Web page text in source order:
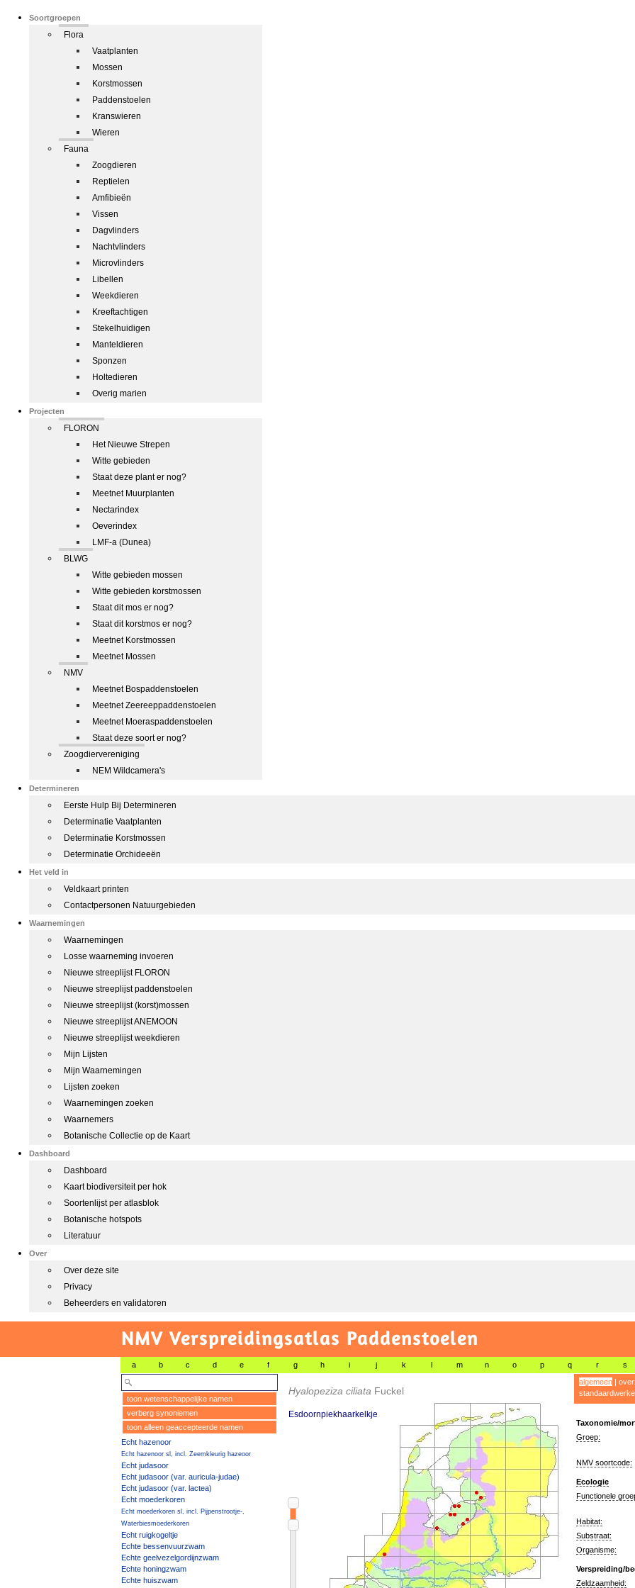
Soortgroepen
Flora
Vaatplanten
Mossen
Korstmossen
Paddenstoelen
Kranswieren
Wieren
Fauna
Zoogdieren
Reptielen
Amfibieën
Vissen
Dagvlinders
Nachtvlinders
Microvlinders
Libellen
Weekdieren
Kreeftachtigen
Stekelhuidigen
Manteldieren
Sponzen
Holtedieren
Overig marien
Projecten
FLORON
Het Nieuwe Strepen
Witte gebieden
Staat deze plant er nog?
Meetnet Muurplanten
Nectarindex
Oeverindex
LMF-a (Dunea)
BLWG
Witte gebieden mossen
Witte gebieden korstmossen
Staat dit mos er nog?
Staat dit korstmos er nog?
Meetnet Korstmossen
Meetnet Mossen
NMV
Meetnet Bospaddenstoelen
Meetnet Zeereeppaddenstoelen
Meetnet Moeraspaddenstoelen
Staat deze soort er nog?
Zoogdiervereniging
NEM Wildcamera's
Determineren
Eerste Hulp Bij Determineren
Determinatie Vaatplanten
Determinatie Korstmossen
Determinatie Orchideeën
Het veld in
Veldkaart printen
Contactpersonen Natuurgebieden
Waarnemingen
Waarnemingen
Losse waarneming invoeren
Nieuwe streeplijst FLORON
Nieuwe streeplijst paddenstoelen
Nieuwe streeplijst (korst)mossen
Nieuwe streeplijst ANEMOON
Nieuwe streeplijst weekdieren
Mijn Lijsten
Mijn Waarnemingen
Lijsten zoeken
Waarnemingen zoeken
Waarnemers
Botanische Collectie op de Kaart
Dashboard
Dashboard
Kaart biodiversiteit per hok
Soortenlijst per atlasblok
Botanische hotspots
Literatuur
Over
Over deze site
Privacy
Beheerders en validatoren
NMV Verspreidingsatlas Paddenstoelen
a b c d e f g h i j k l m n o p q r s
toon wetenschappelijke namen
verberg synoniemen
toon alleen geaccepteerde namen
Echt hazenoor
Echt hazenoor sl, incl. Zeemkleurig hazeoor
Echt judasoor
Echt judasoor (var. auricula-judae)
Echt judasoor (var. lactea)
Echt moederkoren
Echt moederkoren sl, incl. Pijpenstrootje-,
Waterbiesmoederkoren
Echt ruigkogeltje
Echte bessenvuurzwam
Echte geelvezelgordijnzwam
Echte honingzwam
Echte huiszwam
Hyalopeziza ciliata Fuckel
Esdoornpiekhaarkelkje
algemeen|
Taxonomie/
Groep:
NMV soortcode:
Ecologie
Functionele
Habitat:
Substraat:
Organisme:
Verspreiding/
Zeldzaamheid: